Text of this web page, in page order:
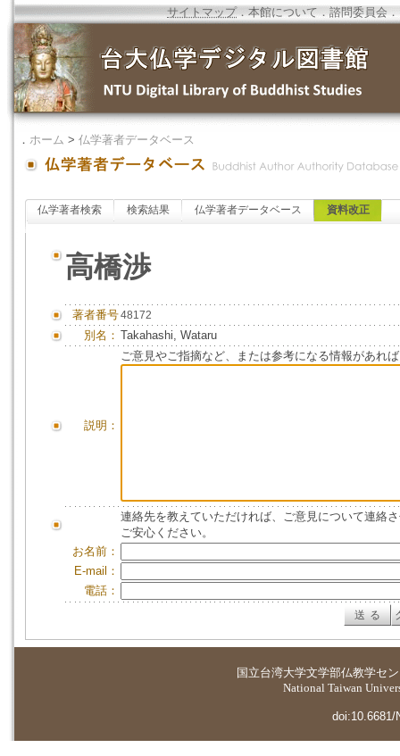
サイトマップ．本館について ．諮問委員会 ．
． ホーム > 仏学著者データベース
仏学著者検索 検索結果 仏学著者データベース 資料改正
高橋渉
著者番号48172
別名： Takahashi, Wataru
説明：
ご意見やご指摘など、または参考になる情報があれ
連絡先を教えていただければ、ご意見について連絡
ご安心ください。
お名前：
E-mail：
電話：
国立台湾大学文学部仏教学セ
National Taiwan
doi:10.6681/